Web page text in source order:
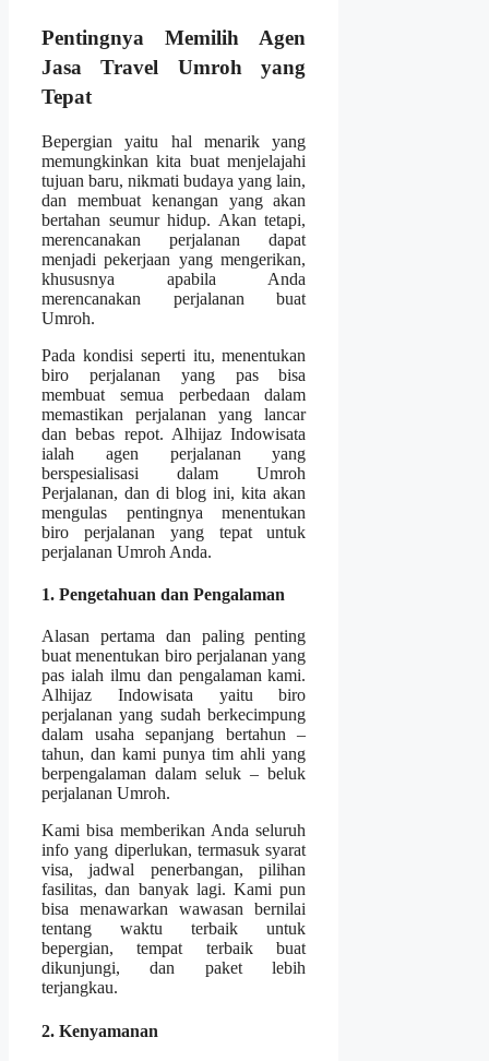
Pentingnya Memilih Agen
Jasa Travel Umroh yang
Tepat
Bepergian yaitu hal menarik yang
memungkinkan kita buat menjelajahi
tujuan baru, nikmati budaya yang lain,
dan membuat kenangan yang akan
bertahan seumur hidup. Akan tetapi,
merencanakan perjalanan dapat
menjadi pekerjaan yang mengerikan,
khususnya apabila Anda
merencanakan perjalanan buat
Umroh.
Pada kondisi seperti itu, menentukan
biro perjalanan yang pas bisa
membuat semua perbedaan dalam
memastikan perjalanan yang lancar
dan bebas repot. Alhijaz Indowisata
ialah agen perjalanan yang
berspesialisasi dalam Umroh
Perjalanan, dan di blog ini, kita akan
mengulas pentingnya menentukan
biro perjalanan yang tepat untuk
perjalanan Umroh Anda.
1. Pengetahuan dan Pengalaman
Alasan pertama dan paling penting
buat menentukan biro perjalanan yang
pas ialah ilmu dan pengalaman kami.
Alhijaz Indowisata yaitu biro
perjalanan yang sudah berkecimpung
dalam usaha sepanjang bertahun –
tahun, dan kami punya tim ahli yang
berpengalaman dalam seluk – beluk
perjalanan Umroh.
Kami bisa memberikan Anda seluruh
info yang diperlukan, termasuk syarat
visa, jadwal penerbangan, pilihan
fasilitas, dan banyak lagi. Kami pun
bisa menawarkan wawasan bernilai
tentang waktu terbaik untuk
bepergian, tempat terbaik buat
dikunjungi, dan paket lebih
terjangkau.
2. Kenyamanan